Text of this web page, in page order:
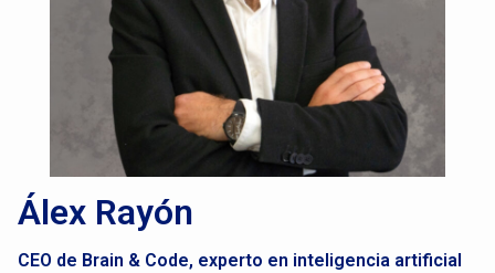
Álex Rayón
CEO de Brain & Code, experto en inteligencia artificial